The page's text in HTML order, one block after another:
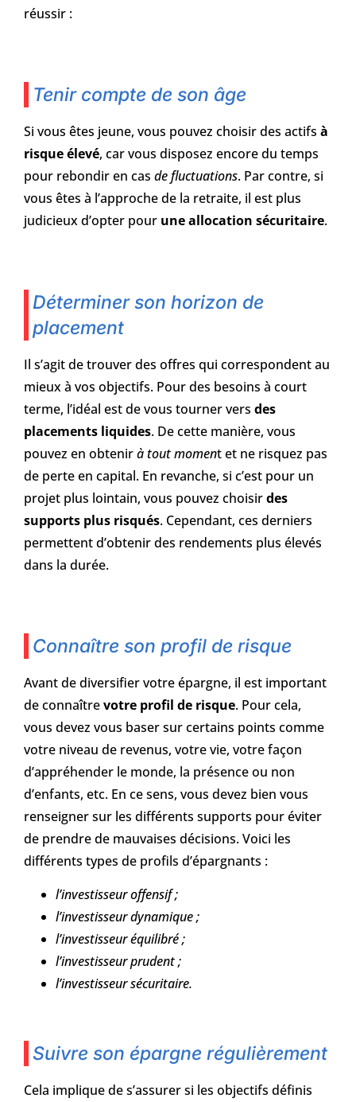
réussir :
Tenir compte de son âge
Si vous êtes jeune, vous pouvez choisir des actifs à
risque élevé, car vous disposez encore du temps
pour rebondir en cas de fluctuations. Par contre, si
vous êtes à l’approche de la retraite, il est plus
judicieux d’opter pour une allocation sécuritaire.
Déterminer son horizon de
placement
Il s’agit de trouver des offres qui correspondent au
mieux à vos objectifs. Pour des besoins à court
terme, l’idéal est de vous tourner vers des
placements liquides. De cette manière, vous
pouvez en obtenirà tout moment et ne risquez pas
de perte en capital. En revanche, si c’est pour un
projet plus lointain, vous pouvez choisirdes
supports plus risqués. Cependant, ces derniers
permettent d’obtenir des rendements plus élevés
dans la durée.
Connaître son profil de risque
Avant de diversifier votre épargne, il est important
de connaîtrevotre profil de risque. Pour cela,
vous devez vous baser sur certains points comme
votre niveau de revenus, votre vie, votre façon
d’appréhender le monde, la présence ou non
d’enfants, etc. En ce sens, vous devez bien vous
renseigner sur les différents supports pour éviter
de prendre de mauvaises décisions. Voici les
différents types de profils d’épargnants :
l’investisseur offensif ;
l’investisseur dynamique ;
l’investisseur équilibré ;
l’investisseur prudent ;
l’investisseur sécuritaire.
Suivre son épargne régulièrement
Cela implique de s’assurer si les objectifs définis